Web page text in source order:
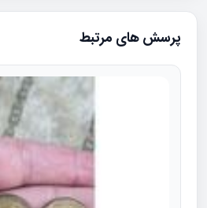
پرسش های مرتبط